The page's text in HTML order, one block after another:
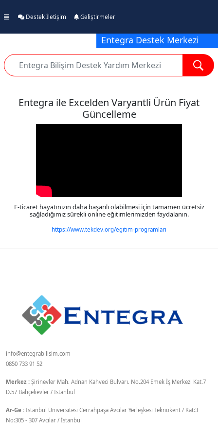
Destek İletişim Geliştirmeler
Entegra Destek Merkezi
Entegra ile Excelden Varyantli Ürün Fiyat
Güncelleme
E-ticaret hayatınızın daha başarılı olabilmesi için tamamen ücretsiz
sağladığımız sürekli online eğitimlerimizden faydalanın.
https://www.tekdev.org/egitim-programlari
info@entegrabilisim.com
0850 733 91 52
Merkez : Şirinevler Mah. Adnan Kahveci Bulvarı. No.204 Emek İş Merkezi Kat.7
D.57 Bahçelievler / İstanbul
Ar-Ge : İstanbul Üniversitesi Cerrahpaşa Avcılar Yerleşkesi Teknokent / Kat:3
No:305 - 307 Avcılar / İstanbul